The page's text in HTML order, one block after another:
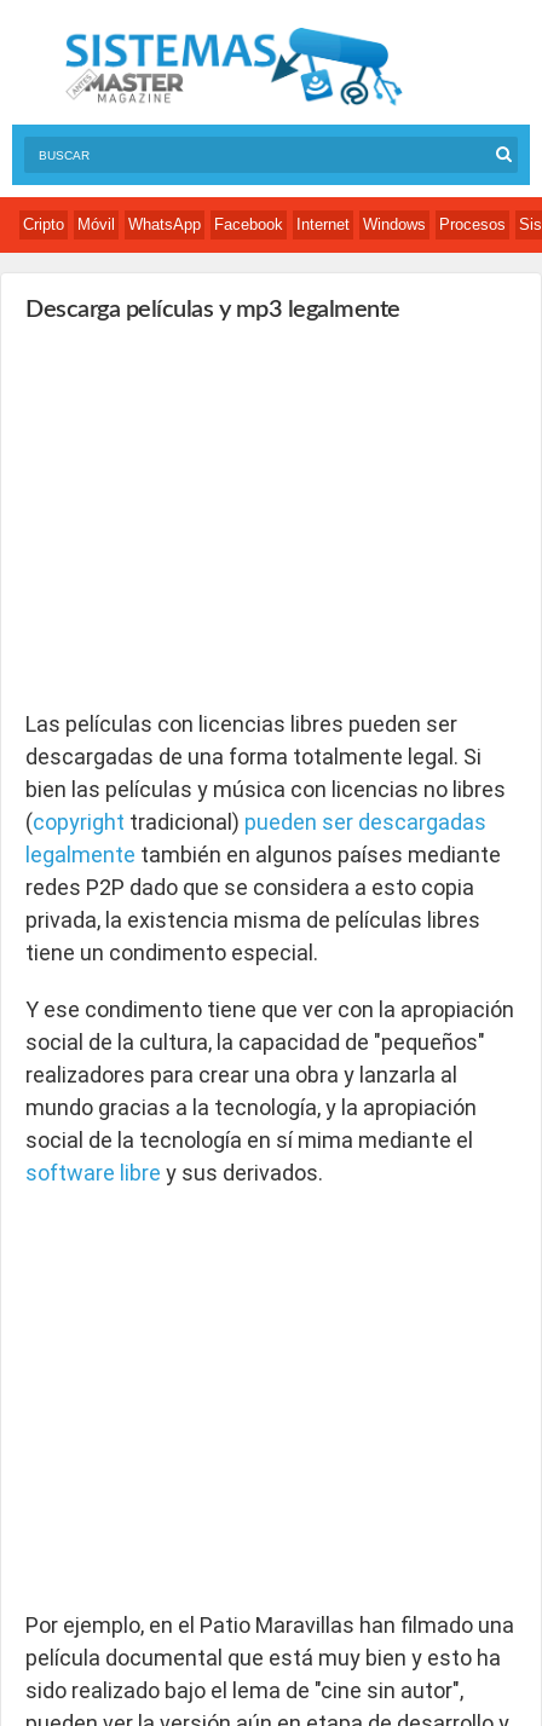
Cripto Móvil WhatsApp Facebook Internet Windows Procesos
Descarga películas y mp3 legalmente
Las películas con licencias libres pueden ser
descargadas de una forma totalmente legal. Si
bien las películas y música con licencias no libres
(copyright tradicional) pueden ser descargadas
legalmente también en algunos países mediante
redes P2P dado que se considera a esto copia
privada, la existencia misma de películas libres
tiene un condimento especial.
Y ese condimento tiene que ver con la apropiación
social de la cultura, la capacidad de "pequeños"
realizadores para crear una obra y lanzarla al
mundo gracias a la tecnología, y la apropiación
social de la tecnología en sí mima mediante el
software libre y sus derivados.
Por ejemplo, en el Patio Maravillas han filmado una
película documental que está muy bien y esto ha
sido realizado bajo el lema de "cine sin autor",